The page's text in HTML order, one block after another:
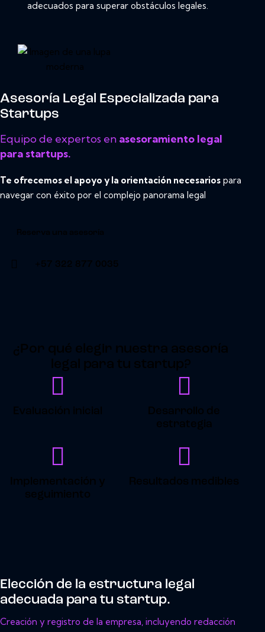
adecuados para superar obstáculos legales.
Asesoría Legal Especializada para
Startups
Equipo de expertos en asesoramiento legal
para startups.
Te ofrecemos el apoyo y la orientación necesarios para
navegar con éxito por el complejo panorama legal
Reserva una asesoría
+57 322 877 0035
¿Por qué elegir nuestra asesoría
legal para tu startup?
Evaluación inicial
Desarrollo de
estrategia
Implementación y
seguimiento
Resultados medibles
Elección de la estructura legal
adecuada para tu startup.
Creación y registro de la empresa, incluyendo redacción